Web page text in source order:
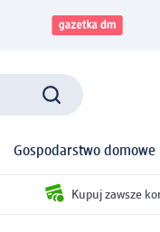
Gospodarstwo domowe
Kupuj zawsze